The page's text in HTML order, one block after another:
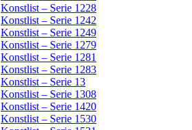
Konstlist – Serie 1228
Konstlist – Serie 1242
Konstlist – Serie 1249
Konstlist – Serie 1279
Konstlist – Serie 1281
Konstlist – Serie 1283
Konstlist – Serie 13
Konstlist – Serie 1308
Konstlist – Serie 1420
Konstlist – Serie 1530